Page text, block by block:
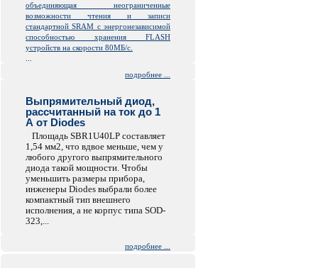
объединяющая неограниченные
возможности чтения и записи
стандартной SRAM с энергонезависимой
способностью хранения FLASH
устройств на скорости 80МБ/с.
подробнее ...
Выпрямительный диод,
рассчитанный на ток до 1
А от Diodes
Площадь SBR1U40LP составляет
1,54 мм2, что вдвое меньше, чем у
любого другого выпрямительного
диода такой мощности. Чтобы
уменьшить размеры прибора,
инженеры Diodes выбрали более
компактный тип внешнего
исполнения, а не корпус типа SOD-
323,...
подробнее ...